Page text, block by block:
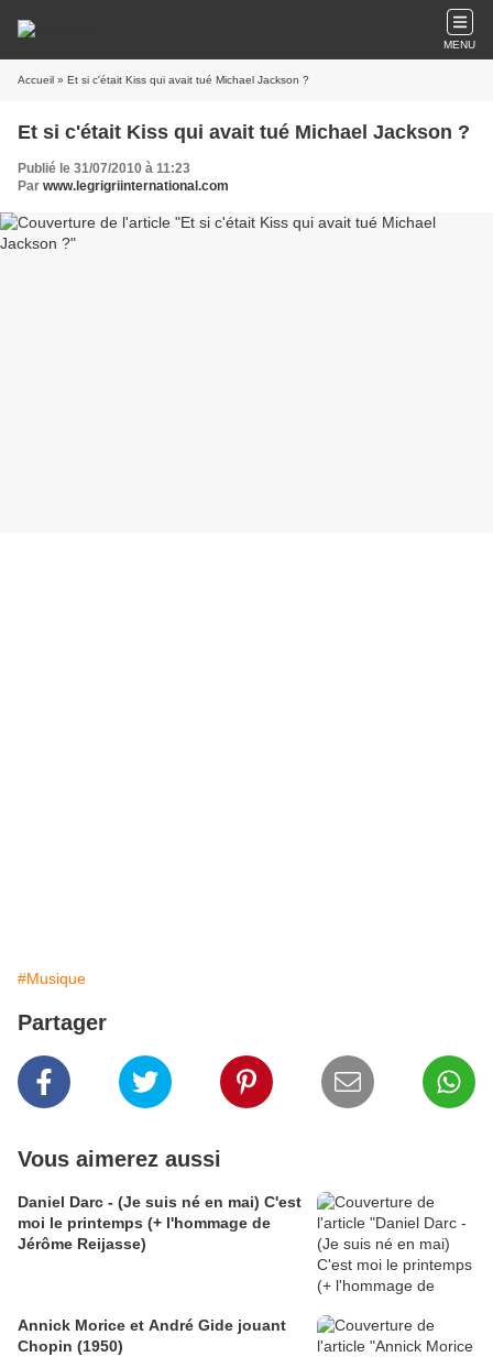
MENU
Accueil » Et si c'était Kiss qui avait tué Michael Jackson ?
Et si c'était Kiss qui avait tué Michael Jackson ?
Publié le 31/07/2010 à 11:23
Par www.legrigriinternational.com
#Musique
Partager
Vous aimerez aussi
Daniel Darc - (Je suis né en mai) C'est
moi le printemps (+ l'hommage de
Jérôme Reijasse)
Annick Morice et André Gide jouant
Chopin (1950)